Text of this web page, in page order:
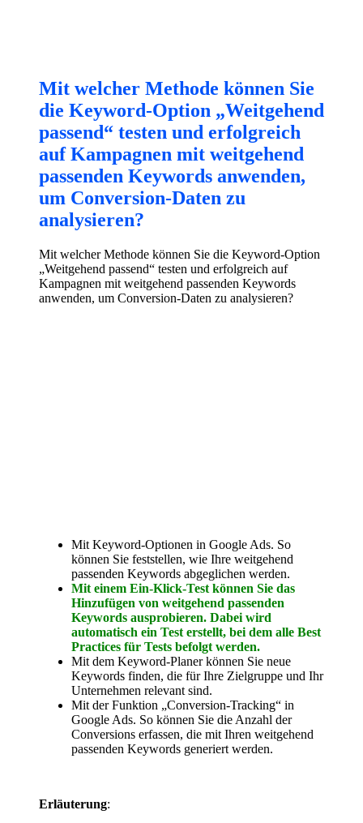
Mit welcher Methode können Sie
die Keyword-Option „Weitgehend
passend“ testen und erfolgreich
auf Kampagnen mit weitgehend
passenden Keywords anwenden,
um Conversion-Daten zu
analysieren?
Mit welcher Methode können Sie die Keyword-Option
„Weitgehend passend“ testen und erfolgreich auf
Kampagnen mit weitgehend passenden Keywords
anwenden, um Conversion-Daten zu analysieren?
Mit Keyword-Optionen in Google Ads. So
können Sie feststellen, wie Ihre weitgehend
passenden Keywords abgeglichen werden.
Mit einem Ein-Klick-Test können Sie das
Hinzufügen von weitgehend passenden
Keywords ausprobieren. Dabei wird
automatisch ein Test erstellt, bei dem alle Best
Practices für Tests befolgt werden.
Mit dem Keyword-Planer können Sie neue
Keywords finden, die für Ihre Zielgruppe und Ihr
Unternehmen relevant sind.
Mit der Funktion „Conversion-Tracking“ in
Google Ads. So können Sie die Anzahl der
Conversions erfassen, die mit Ihren weitgehend
passenden Keywords generiert werden.
Erläuterung: